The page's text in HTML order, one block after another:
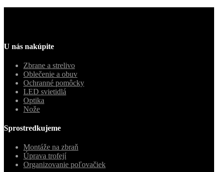
U nás nakúpite
Zbrane a strelivo
Oblečenie a obuv
Ochranné pomôcky
LED svietidlá
Optika
Nože
Sprostredkujeme
Montáže na zbraň
Úprava trofejí
Organizovanie poľovačiek